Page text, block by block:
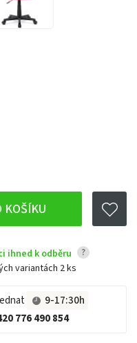
KOŠÍKU
ihned k odběru ?
variantách 2 ks
9-17:30h
776 490 854